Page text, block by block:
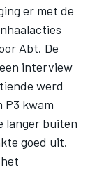
er met de
Abt. De
interview
werd
P3 kwam
langer buiten
goed uit.